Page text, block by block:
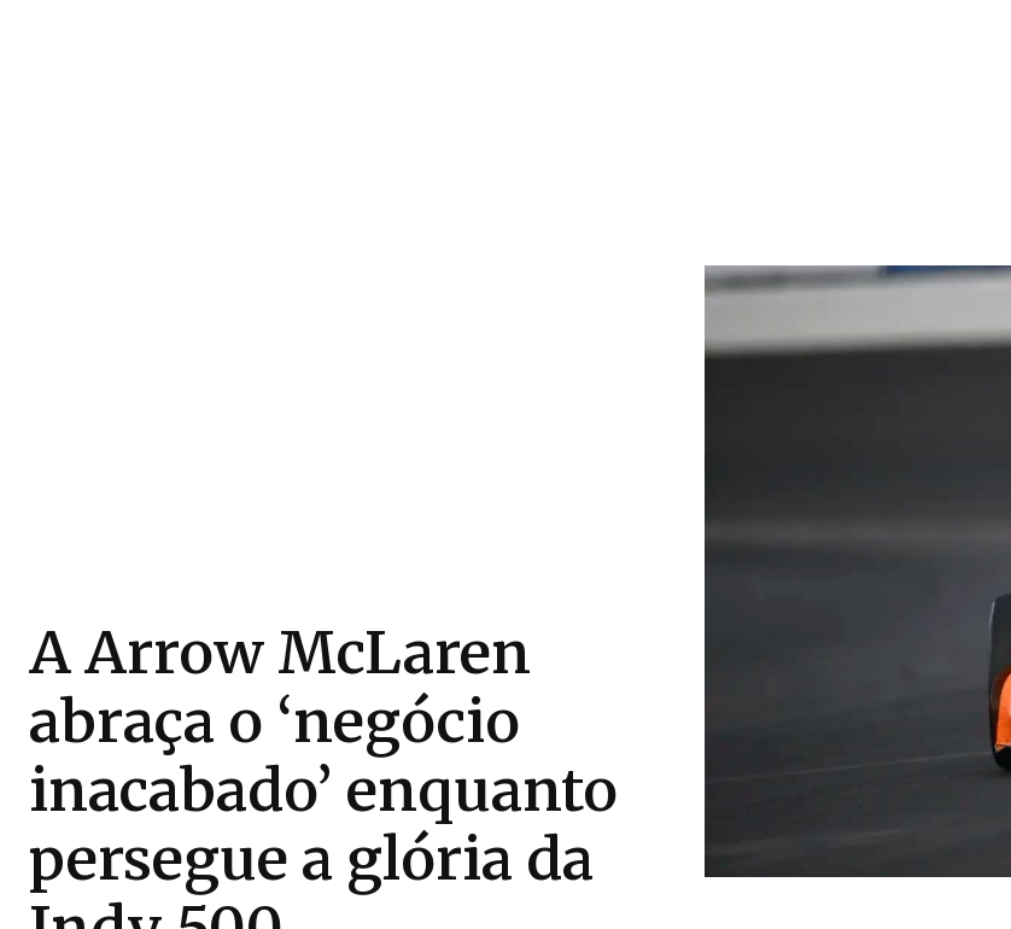
A Arrow McLaren
abraça o ‘negócio
inacabado’ enquanto
persegue a glória da